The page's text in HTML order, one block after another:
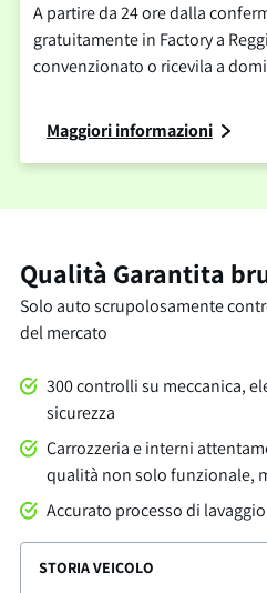
A partire da 24 ore dalla
gratuitamente in Factory a
convenzionato o ricevila a
Maggiori informazioni
Qualità Garantita
Solo auto scrupolosamente
del mercato
300 controlli su meccanica,
sicurezza
Carrozzeria e interni
qualità non solo funzionale,
Accurato processo di
STORIA VEICOLO